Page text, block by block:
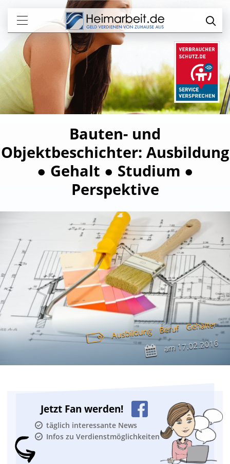
Bauten- und
Objektbeschichter: Ausbildung
● Gehalt ● Studium ●
Perspektive
Ausbildung Beruf Gehälter
am17.02.2016
Jetzt Fan werden!
täglich interessante News
Infos zu Verdienstmöglichkeiten